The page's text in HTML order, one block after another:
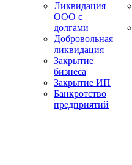
Ликвидация
ООО с
долгами
Добровольная
ликвидация
Закрытие
бизнеса
Закрытие ИП
Банкротство
предприятий